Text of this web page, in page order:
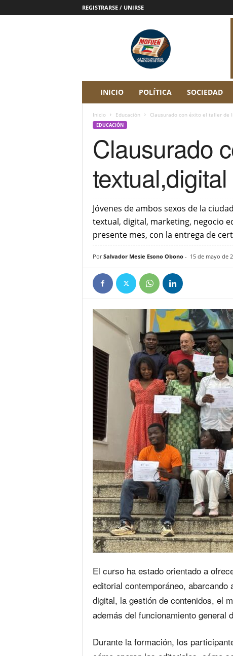
REGISTRARSE / UNIRSE
INICIO POLÍTICA SOCIEDAD
Inicio Educación Clausurado con éxito el taller de
EDUCACIÓN
Clausurado
Jóvenes de ambos sexos de la
textual, digital, marketing, negocio
presente mes, con la entrega de
Por Salvador Mesie Esono Obono- 15 de mayo de
El curso ha estado orientado a
editorial contemporáneo,
digital, la gestión de contenidos, el
además del funcionamiento general
Durante la formación, los